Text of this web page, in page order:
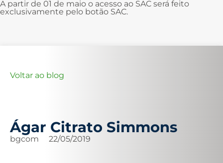
A partir de 01 de maio o acesso ao SAC será feito
exclusivamente pelo botão SAC.
Voltar ao blog
Ágar Citrato Simmons
bgcom 22/05/2019